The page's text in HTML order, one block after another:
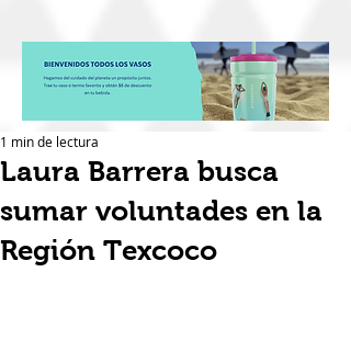
Laura Barrera busca
sumar voluntades en la
Región Texcoco
1 min de lectura